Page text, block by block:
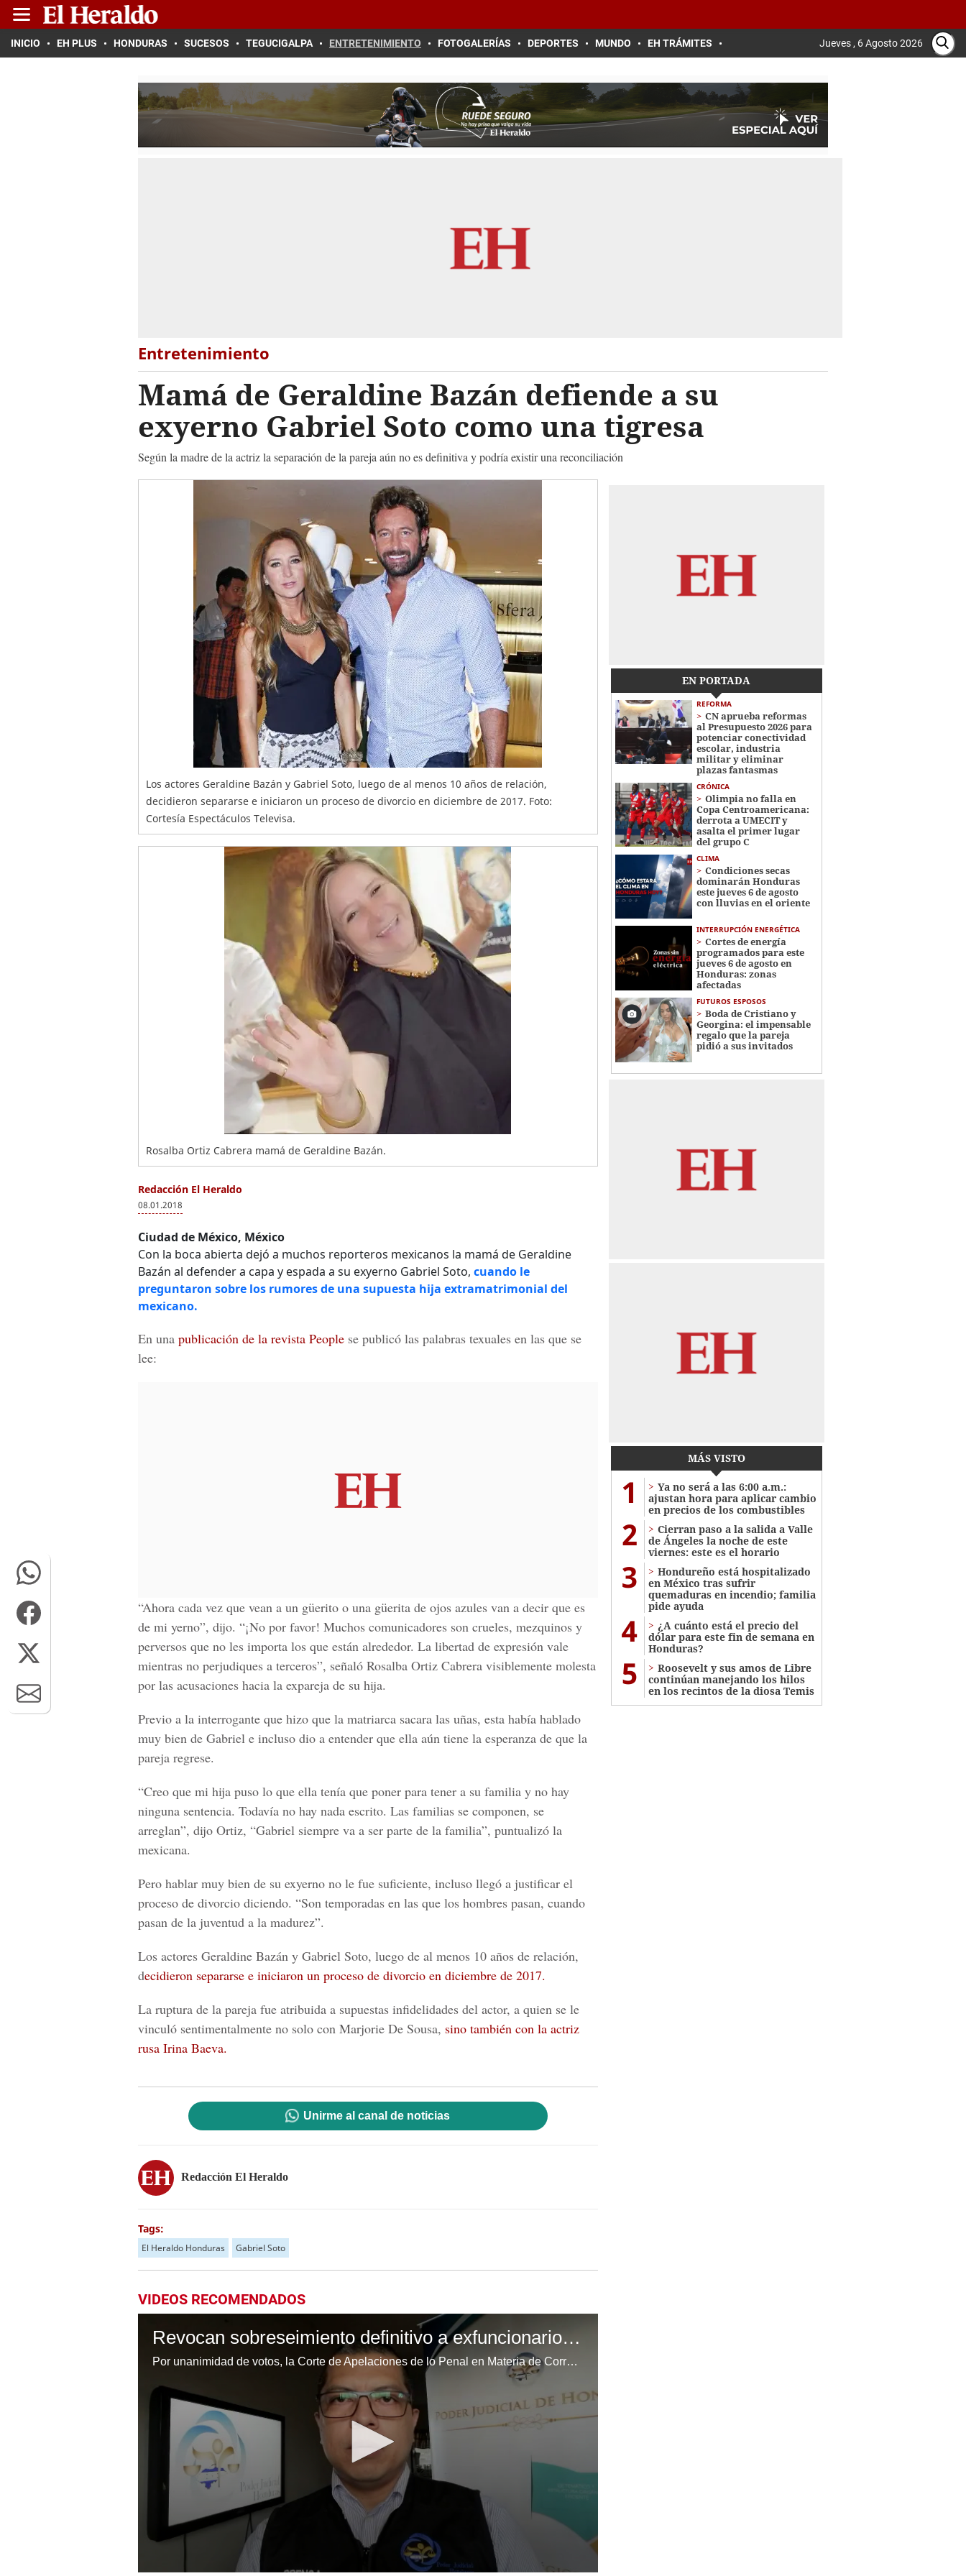
INICIO EH PLUS HONDURAS SUCESOS TEGUCIGALPA ENTRETENIMIENTO FOTOGALERÍAS DEPORTES MUNDO EH TRÁMITES Jueves , 6 Agosto 2026
Entretenimiento
Mamá de Geraldine Bazán defiende a su
exyerno Gabriel Soto como una tigresa
Según la madre de la actriz la separación de la pareja aún no es definitiva y podría existir una reconciliación
Los actores Geraldine Bazán y Gabriel Soto, luego de al menos 10 años de relación,
decidieron separarse e iniciaron un proceso de divorcio en diciembre de 2017. Foto:
Cortesía Espectáculos Televisa.
Rosalba Ortiz Cabrera mamá de Geraldine Bazán.
Redacción El Heraldo
08.01.2018
Ciudad de México, México
Con la boca abierta dejó a muchos reporteros mexicanos la mamá de Geraldine
Bazán al defender a capa y espada a su exyerno Gabriel Soto, cuando le
preguntaron sobre los rumores de una supuesta hija extramatrimonial del
mexicano.
En una publicación de la revista People se publicó las palabras texuales en las que se
lee:
“Ahora cada vez que vean a un güerito o una güerita de ojos azules van a decir que es
de mi yerno”, dijo. “¡No por favor! Muchos comunicadores son crueles, mezquinos y
perversos que no les importa los que están alrededor. La libertad de expresión vale
mientras no perjudiques a terceros”, señaló Rosalba Ortiz Cabrera visiblemente molesta
por las acusaciones hacia la expareja de su hija.
Previo a la interrogante que hizo que la matriarca sacara las uñas, esta había hablado
muy bien de Gabriel e incluso dio a entender que ella aún tiene la esperanza de que la
pareja regrese.
“Creo que mi hija puso lo que ella tenía que poner para tener a su familia y no hay
ninguna sentencia. Todavía no hay nada escrito. Las familias se componen, se
arreglan”, dijo Ortiz, “Gabriel siempre va a ser parte de la familia”, puntualizó la
mexicana.
Pero hablar muy bien de su exyerno no le fue suficiente, incluso llegó a justificar el
proceso de divorcio diciendo. “Son temporadas en las que los hombres pasan, cuando
pasan de la juventud a la madurez”.
Los actores Geraldine Bazán y Gabriel Soto, luego de al menos 10 años de relación,
decidieron separarse e iniciaron un proceso de divorcio en diciembre de 2017.
La ruptura de la pareja fue atribuida a supuestas infidelidades del actor, a quien se le
vinculó sentimentalmente no solo con Marjorie De Sousa, sino también con la actriz
rusa Irina Baeva.
Unirme al canal de noticias
Redacción El Heraldo
Tags:
El Heraldo Honduras Gabriel Soto
VIDEOS RECOMENDADOS
Revocan sobreseimiento definitivo a exfuncionarios de la UNA
Por unanimidad de votos, la Corte de Apelaciones de lo Penal en Materia de Corrupción dictaminó revocar el sobreseimiento definitivo a 19 exfuncionarios de la Universidad Nacional de Agricultura (UNA), acusados del desvío de recursos.
EN PORTADA
REFORMA
CN aprueba reformas
al Presupuesto 2026 para
potenciar conectividad
escolar, industria
militar y eliminar
plazas fantasmas
CRÓNICA
Olimpia no falla en
Copa Centroamericana:
derrota a UMECIT y
asalta el primer lugar
del grupo C
CLIMA
Condiciones secas
dominarán Honduras
este jueves 6 de agosto
con lluvias en el oriente
INTERRUPCIÓN ENERGÉTICA
Cortes de energía
programados para este
jueves 6 de agosto en
Honduras: zonas
afectadas
FUTUROS ESPOSOS
Boda de Cristiano y
Georgina: el impensable
regalo que la pareja
pidió a sus invitados
MÁS VISTO
1
Ya no será a las 6:00 a.m.:
ajustan hora para aplicar cambio
en precios de los combustibles
2
Cierran paso a la salida a Valle
de Ángeles la noche de este
viernes: este es el horario
3
Hondureño está hospitalizado
en México tras sufrir
quemaduras en incendio; familia
pide ayuda
4
¿A cuánto está el precio del
dólar para este fin de semana en
Honduras?
5
Roosevelt y sus amos de Libre
continúan manejando los hilos
en los recintos de la diosa Temis